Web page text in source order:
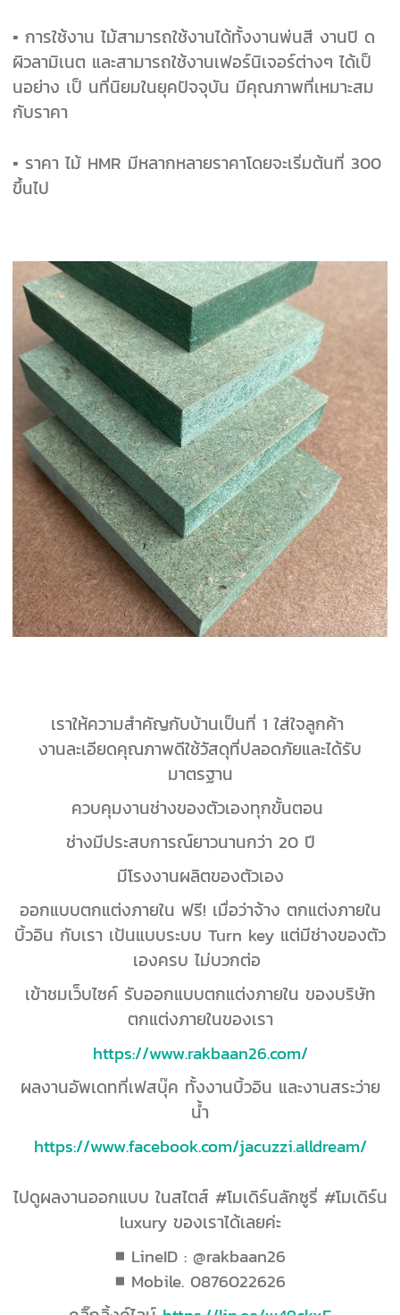
▪ การใช้งาน ไม้สามารถใช้งานได้ทั้งงานพ่นสี งานปิ ด
ผิวลามิเนต และสามารถใช้งานเฟอร์นิเจอร์ต่างๆ ได้เป็
นอย่าง เป็ นที่นิยมในยุคปัจจุบัน มีคุณภาพที่เหมาะสม
กับราคา
▪ ราคา ไม้ HMR มีหลากหลายราคาโดยจะเริ่มต้นที่ 300
ขึ้นไป
เราให้ความสำคัญกับบ้านเป็นที่ 1 ใส่ใจลูกค้า
งานละเอียดคุณภาพดีใช้วัสดุที่ปลอดภัยและได้รับ
มาตรฐาน
ควบคุมงานช่างของตัวเองทุกขั้นตอน
ช่างมีประสบการณ์ยาวนานกว่า 20 ปี
มีโรงงานผลิตของตัวเอง
ออกแบบตกแต่งภายใน ฟรี! เมื่อว่าจ้าง ตกแต่งภายใน
บิ้วอิน กับเรา เป้นแบบระบบ Turn key แต่มีช่างของตัว
เองครบ ไม่บวกต่อ
เข้าชมเว็บไซค์ รับออกแบบตกแต่งภายใน ของบริษัท
ตกแต่งภายในของเรา
https://www.rakbaan26.com/
ผลงานอัพเดทที่เฟสบุ๊ค ทั้งงานบิ้วอิน และงานสระว่าย
น้ำ
https://www.facebook.com/jacuzzi.alldream/
ไปดูผลงานออกแบบ ในสไตส์ #โมเดิร์นลักซูรี่ #โมเดิร์น
luxury ของเราได้เลยค่ะ
■ LineID : @rakbaan26
■ Mobile. 0876022626